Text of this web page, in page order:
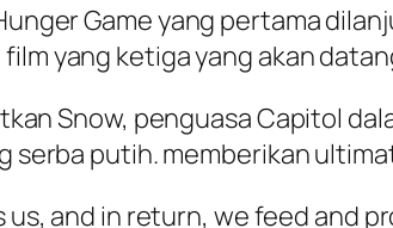
Game yang pertama
yang ketiga yang akan
Snow, penguasa Capitol
serba putih. memberikan
us, and in return, we feed and